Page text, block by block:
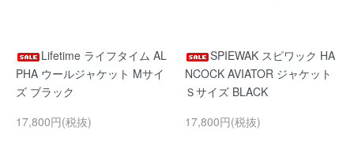
Lifetime ライフタイム AL
PHA ウールジャケット Mサイ
ズ ブラック
17,800円(税抜)
SPIEWAK スピワック HA
NCOCK AVIATOR ジャケット
Ｓサイズ BLACK
17,800円(税抜)